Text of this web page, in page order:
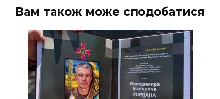
Вам також може сподобатися